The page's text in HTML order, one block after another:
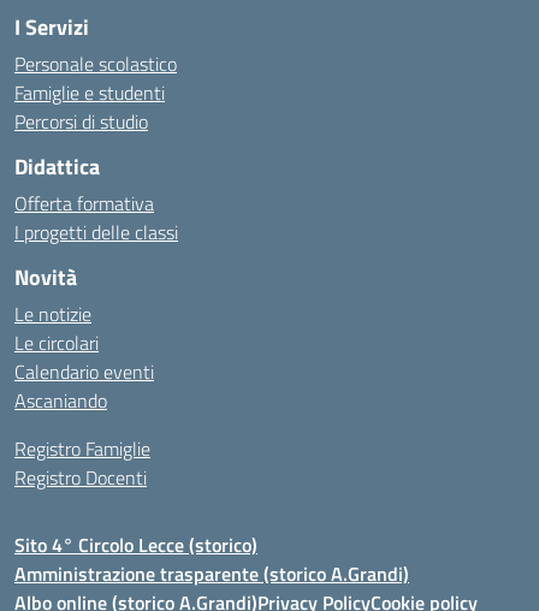
I Servizi
Personale scolastico
Famiglie e studenti
Percorsi di studio
Didattica
Offerta formativa
I progetti delle classi
Novità
Le notizie
Le circolari
Calendario eventi
Ascaniando
Registro Famiglie
Registro Docenti
Sito 4° Circolo Lecce (storico)
Amministrazione trasparente (storico A.Grandi)
Albo online (storico A.Grandi)Privacy PolicyCookie policy